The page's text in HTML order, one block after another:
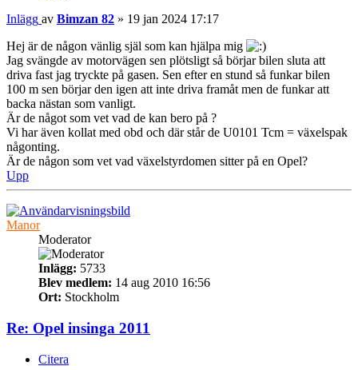
Inlägg av Bimzan 82 » 19 jan 2024 17:17
Hej är de någon vänlig själ som kan hjälpa mig
Jag svängde av motorvägen sen plötsligt så börjar bilen sluta att
driva fast jag tryckte på gasen. Sen efter en stund så funkar bilen
100 m sen börjar den igen att inte driva framåt men de funkar att
backa nästan som vanligt.
Är de något som vet vad de kan bero på ?
Vi har även kollat med obd och där står de U0101 Tcm = växelspak
någonting.
Är de någon som vet vad växelstyrdomen sitter på en Opel?
Upp
Manor
Moderator
Inlägg: 5733
Blev medlem: 14 aug 2010 16:56
Ort: Stockholm
Re: Opel insinga 2011
Citera